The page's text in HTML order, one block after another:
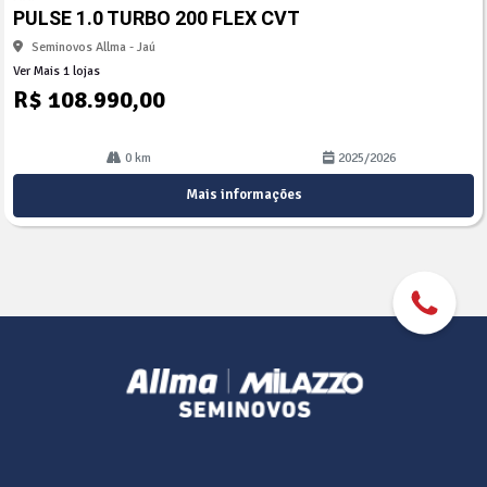
arti
lhe
PULSE 1.0 TURBO 200 FLEX CVT
Seminovos Allma - Jaú
Ver Mais 1 lojas
R$ 108.990,00
0 km 2025/2026
Mais informações